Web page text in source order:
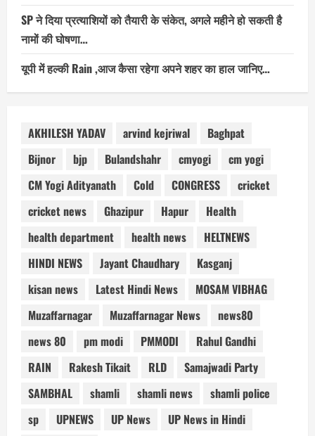
SP ने दिया प्रत्याशियों को तैयारी के संकेत, अगले महीने हो सकती है
नामों की घोषणा…
यूपी में हल्की Rain ,आज कैसा रहेगा अपने शहर का हाल जानिए…
AKHILESH YADAV arvind kejriwal
Baghpat
Bijnor
bjp Bulandshahr cmyogi
cm yogi
CM Yogi Adityanath
Cold CONGRESS
cricket
cricket news
Ghazipur Hapur
Health
health department
health news
HELTNEWS
HINDI NEWS
Jayant Chaudhary
Kasganj
kisan news
Latest Hindi News
MOSAM VIBHAG
Muzaffarnagar
Muzaffarnagar News
news80
news 80
pm modi PMMODI
Rahul Gandhi
RAIN
Rakesh Tikait RLD
Samajwadi Party
SAMBHAL
shamli shamli news
shamli police
sp
UPNEWS UP News
UP News in Hindi